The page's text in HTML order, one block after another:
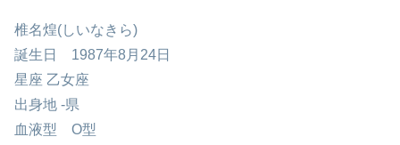
椎名煌(しいなきら)
誕生日 1987年8月24日
星座 乙女座
出身地 ​-県
血液型 O型